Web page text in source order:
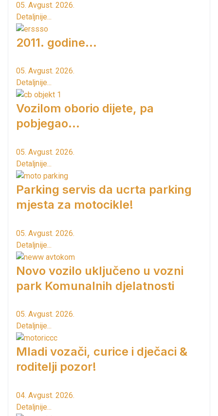
05. Avgust. 2026.
Detaljnije...
2011. godine...
05. Avgust. 2026.
Detaljnije...
Vozilom oborio dijete, pa
pobjegao...
05. Avgust. 2026.
Detaljnije...
Parking servis da ucrta parking
mjesta za motocikle!
05. Avgust. 2026.
Detaljnije...
Novo vozilo uključeno u vozni
park Komunalnih djelatnosti
05. Avgust. 2026.
Detaljnije...
Mladi vozači, curice i dječaci &
roditelji pozor!
04. Avgust. 2026.
Detaljnije...